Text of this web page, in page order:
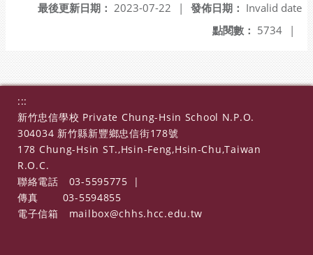
發佈日期： Invalid date
最後更新日期： 2023-07-22
|
點閱數： 5734 |
:::
新竹忠信學校 Private Chung-Hsin School N.P.O.
304034 新竹縣新豐鄉忠信街178號
178 Chung-Hsin ST.,Hsin-Feng,Hsin-Chu,Taiwan
R.O.C.
聯絡電話
03-5595775
|
傳真
03-5594855
電子信箱
mailbox@chhs.hcc.edu.tw